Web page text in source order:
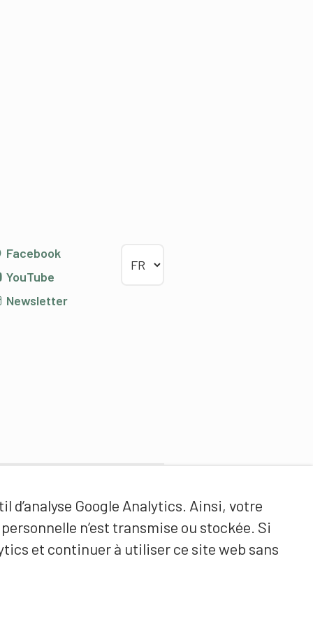
Google Analytics. Ainsi, votre
n’est transmise ou stockée. Si
et continuer à utiliser ce site web sans
Facebook
YouTube
Newsletter
école fédérale de sport
Macolin HEFSM